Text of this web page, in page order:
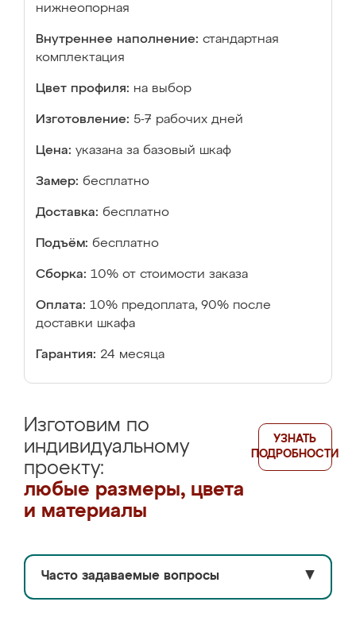
нижнеопорная
Внутреннее наполнение: стандартная
комплектация
Цвет профиля: на выбор
Изготовление: 5-7 рабочих дней
Цена: указана за базовый шкаф
Замер: бесплатно
Доставка: бесплатно
Подъём: бесплатно
Сборка: 10% от стоимости заказа
Оплата: 10% предоплата, 90% после
доставки шкафа
Гарантия: 24 месяца
Изготовим по
индивидуальному
проекту:
любые размеры, цвета
и материалы
УЗНАТЬ
ПОДРОБНОСТИ
Часто задаваемые вопросы ▼